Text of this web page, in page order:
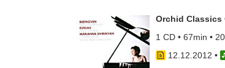
Orchid Classics
1 CD • 67min •
12.12.2012 •